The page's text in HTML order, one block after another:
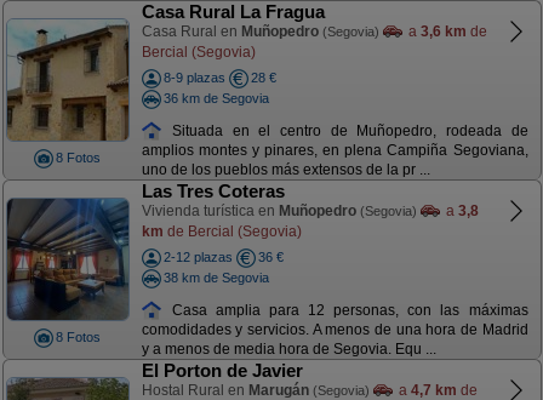
8 Fotos
Casa Rural La Fragua
Casa Rural en Muñopedro (Segovia) a 3,6 km de
Bercial (Segovia)
8-9 plazas
28 €
36 km de Segovia
Situada en el centro de Muñopedro, rodeada de
amplios montes y pinares, en plena Campiña Segoviana,
uno de los pueblos más extensos de la pr ...
8 Fotos
Las Tres Coteras
Vivienda turística en Muñopedro (Segovia) a 3,8
km de Bercial (Segovia)
2-12 plazas
36 €
38 km de Segovia
Casa amplia para 12 personas, con las máximas
comodidades y servicios. A menos de una hora de Madrid
y a menos de media hora de Segovia. Equ ...
El Porton de Javier
Hostal Rural en Marugán (Segovia) a 4,7 km de